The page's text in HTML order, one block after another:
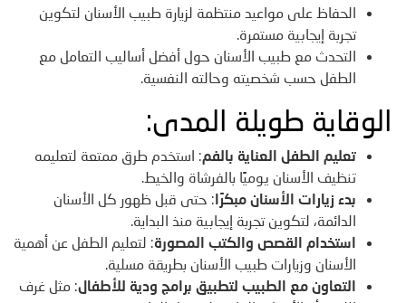
الحفاظ على مواعيد منتظمة لزيارة طبيب الأسنان لتكوين
تجربة إيجابية مستمرة.
التحدث مع طبيب الأسنان حول أفضل أساليب التعامل مع
الطفل حسب شخصيته وحالته النفسية.
الوقاية طويلة المدى:
تعليم الطفل العناية بالفم: استخدم طرق ممتعة لتعليمه
تنظيف الأسنان يوميًا بالفرشاة والخيط.
بدء زيارات الأسنان مبكرًا: حتى قبل ظهور كل الأسنان
الدائمة، لتكوين تجربة إيجابية منذ البداية.
استخدام القصص والكتب المصورة: لتعليم الطفل عن أهمية
الأسنان وزيارات طبيب الأسنان بطريقة مسلية.
التعاون مع الطبيب لتطبيق برامج ودية للأطفال: مثل غرف